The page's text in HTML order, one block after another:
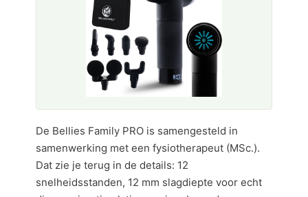
De Bellies Family PRO is samengesteld in
samenwerking met een fysiotherapeut (MSc.).
Dat zie je terug in de details: 12
snelheidsstanden, 12 mm slagdiepte voor echt